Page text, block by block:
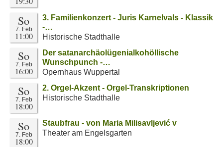
So
7. Feb
11:00
3. Familienkonzert - Juris Karnelvals - Klassik
-…
Historische Stadthalle
So
7. Feb
16:00
Der satanarchäolügenialkohöllische
Wunschpunch -…
Opernhaus Wuppertal
So
7. Feb
18:00
2. Orgel-Akzent - Orgel-Transkriptionen
Historische Stadthalle
So
7. Feb
18:00
Staubfrau - von Maria Milisavljević v
Theater am Engelsgarten